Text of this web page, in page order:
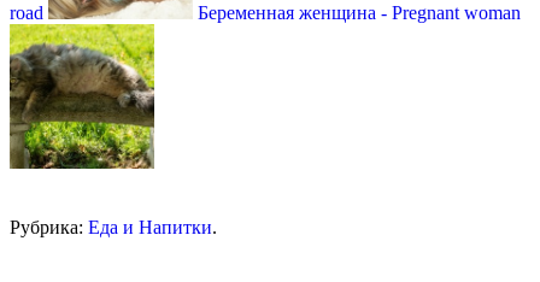
road Беременная женщина - Pregnant woman
Рубрика: Еда и Напитки.